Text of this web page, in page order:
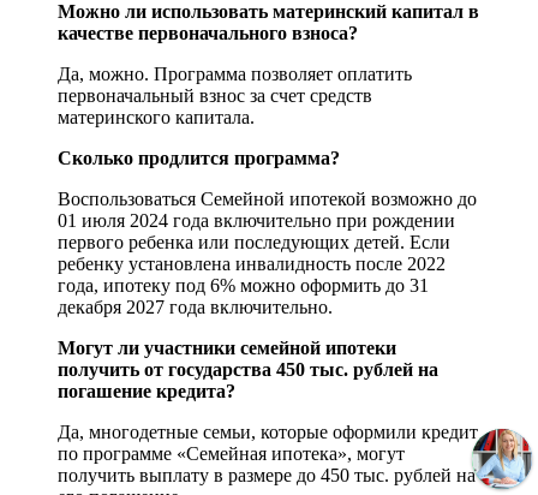
Можно ли использовать материнский капитал в
качестве первоначального взноса?
Да, можно. Программа позволяет оплатить
первоначальный взнос за счет средств
материнского капитала.
Сколько продлится программа?
Воспользоваться Семейной ипотекой возможно до
01 июля 2024 года включительно при рождении
первого ребенка или последующих детей. Если
ребенку установлена инвалидность после 2022
года, ипотеку под 6% можно оформить до 31
декабря 2027 года включительно.
Могут ли участники семейной ипотеки
получить от государства 450 тыс. рублей на
погашение кредита?
Да, многодетные семьи, которые оформили кредит
по программе «Семейная ипотека», могут
получить выплату в размере до 450 тыс. рублей на